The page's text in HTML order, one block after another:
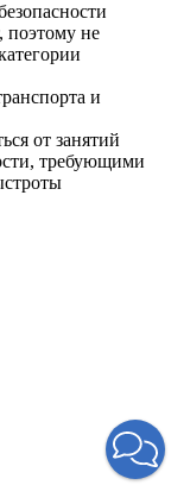
поэтому не
и
от занятий
требующими